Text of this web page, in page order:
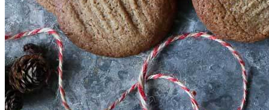
Skærekager
Søde tærter
Muffins & cupcakes
Gærkager & sammenlagte kager
Konditorkager
Marengskager
Småkager & cookies
Vafler & pandekager
Fastelavnsboller